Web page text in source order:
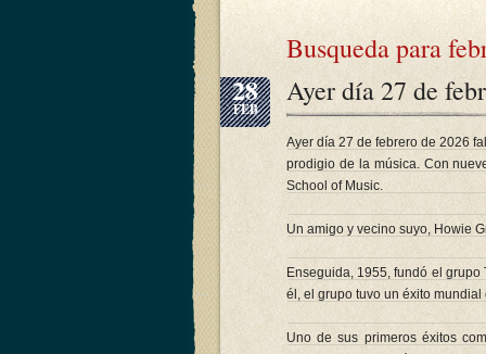
Busqueda para
28
FEB
Ayer día 27 de
Ayer día 27 de febrero de 2026
prodigio de la música. Con
School of Music.
Un amigo y vecino suyo, Howie
Enseguida, 1955, fundó el grupo
él, el grupo tuvo un éxito mundial
Uno de sus primeros éxitos